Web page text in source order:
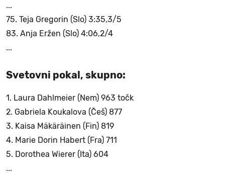
...
75. Teja Gregorin (Slo) 3:35,3/5
83. Anja Eržen (Slo) 4:06,2/4
...
Svetovni pokal, skupno:
1. Laura Dahlmeier (Nem) 963 točk
2. Gabriela Koukalova (Češ) 877
3. Kaisa Mäkäräinen (Fin) 819
4. Marie Dorin Habert (Fra) 711
5. Dorothea Wierer (Ita) 604
...